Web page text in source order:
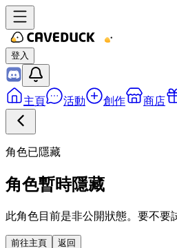
登入
主頁 活動 創作 商店
角色已隱藏
角色暫時隱藏
此角色目前是非公開狀態。要不要
前往主頁 返回